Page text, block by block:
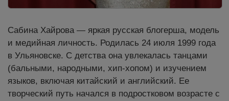
Сабина Хайрова — яркая русская блогерша, модель
и медийная личность. Родилась 24 июля 1999 года
в Ульяновске. С детства она увлекалась танцами
(бальными, народными, хип-хопом) и изучением
языков, включая китайский и английский. Ее
творческий путь начался в подростковом возрасте с